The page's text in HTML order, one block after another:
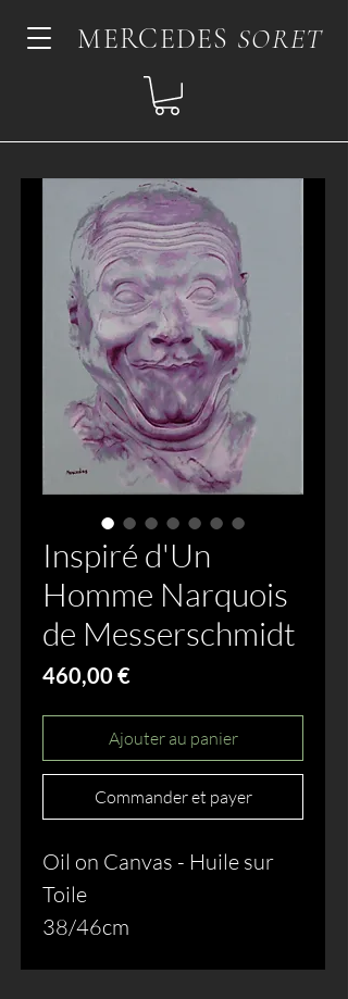
MERCEDES SORET
Inspiré d'Un
Homme Narquois
de Messerschmidt
460,00 €Prix
Ajouter au panier
Commander et payer
Oil on Canvas - Huile sur
Toile
38/46cm